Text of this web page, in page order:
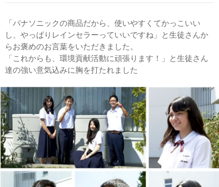
「パナソニックの商品だから、使いやすくてかっこいい
し、やっぱりレインセラーっていいですね」と生徒さんか
らお褒めのお言葉をいただきました。
「これからも、環境貢献活動に頑張ります！」と生徒さん
達の強い意気込みに胸を打たれました